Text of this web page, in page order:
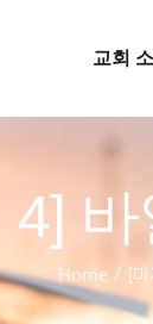
교회
Home / [